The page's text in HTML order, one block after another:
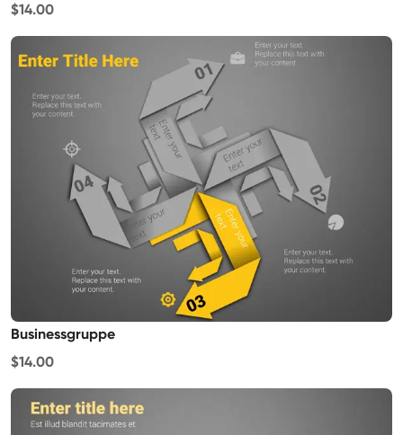
$14.00
Businessgruppe
$14.00